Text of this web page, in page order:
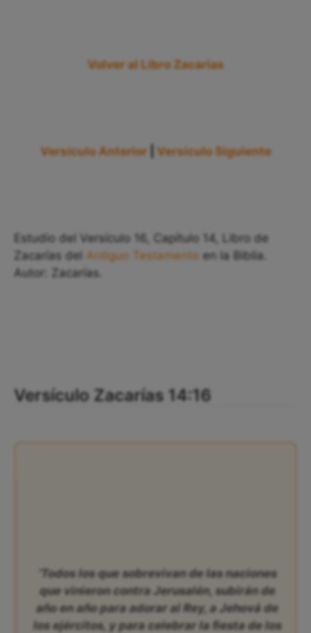
Volver al Libro Zacarías
Versículo Anterior Versículo Siguiente
Estudio del Versículo 16, Capítulo 14, Libro de
Zacarías del Antiguo Testamento en la Biblia.
Autor: Zacarías.
Versículo Zacarías 14:16
‘Todos los que sobrevivan de las naciones
que vinieron contra Jerusalén, subirán de
año en año para adorar al Rey, a Jehová de
los ejércitos, y para celebrar la fiesta de los